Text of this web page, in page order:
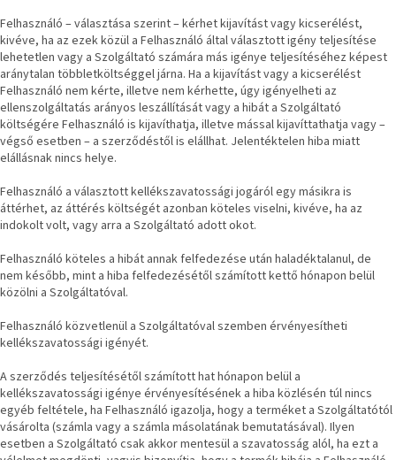
Felhasználó – választása szerint – kérhet kijavítást vagy kicserélést,
kivéve, ha az ezek közül a Felhasználó által választott igény teljesítése
lehetetlen vagy a Szolgáltató számára más igénye teljesítéséhez képest
aránytalan többletköltséggel járna. Ha a kijavítást vagy a kicserélést
Felhasználó nem kérte, illetve nem kérhette, úgy igényelheti az
ellenszolgáltatás arányos leszállítását vagy a hibát a Szolgáltató
költségére Felhasználó is kijavíthatja, illetve mással kijavíttathatja vagy –
végső esetben – a szerződéstől is elállhat. Jelentéktelen hiba miatt
elállásnak nincs helye.
Felhasználó a választott kellékszavatossági jogáról egy másikra is
áttérhet, az áttérés költségét azonban köteles viselni, kivéve, ha az
indokolt volt, vagy arra a Szolgáltató adott okot.
Felhasználó köteles a hibát annak felfedezése után haladéktalanul, de
nem később, mint a hiba felfedezésétől számított kettő hónapon belül
közölni a Szolgáltatóval.
Felhasználó közvetlenül a Szolgáltatóval szemben érvényesítheti
kellékszavatossági igényét.
A szerződés teljesítésétől számított hat hónapon belül a
kellékszavatossági igénye érvényesítésének a hiba közlésén túl nincs
egyéb feltétele, ha Felhasználó igazolja, hogy a terméket a Szolgáltatótól
vásárolta (számla vagy a számla másolatának bemutatásával). Ilyen
esetben a Szolgáltató csak akkor mentesül a szavatosság alól, ha ezt a